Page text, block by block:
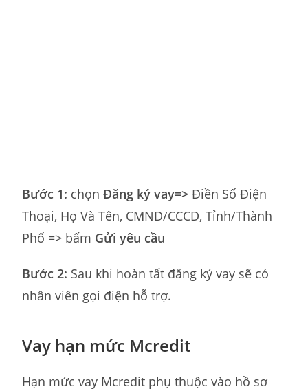
Bước 1: chọnĐăng ký vay=>Điền Số Điện
Thoại, Họ Và Tên, CMND/CCCD, Tỉnh/Thành
Phố => bấm Gửi yêu cầu
Bước 2: Sau khi hoàn tất đăng ký vay sẽ có
nhân viên gọi điện hỗ trợ.
Vay hạn mức Mcredit
Hạn mức vay Mcredit phụ thuộc vào hồ sơ